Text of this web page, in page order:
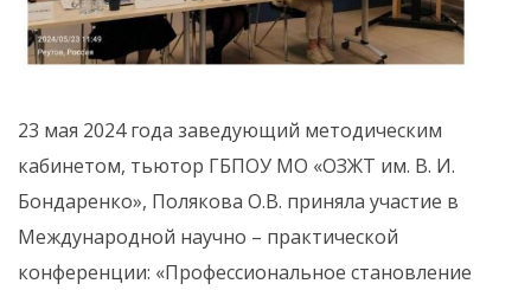
23 мая 2024 года заведующий методическим
кабинетом, тьютор ГБПОУ МО «ОЗЖТ им. В. И.
Бондаренко», Полякова О.В. приняла участие в
Международной научно – практической
конференции: «Профессиональное становление